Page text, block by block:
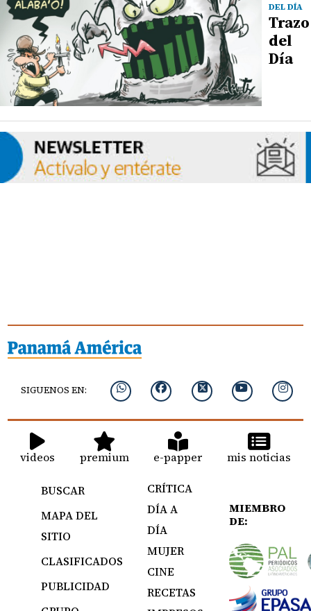
DEL DÍA
Trazo
del
Día
SIGUENOS EN:
videos premium e-papper mis noticias
BUSCAR
MAPA DEL
SITIO
CLASIFICADOS
PUBLICIDAD
CRÍTICA
DÍA A
DÍA
MUJER
CINE
RECETAS
MIEMBRO
DE: